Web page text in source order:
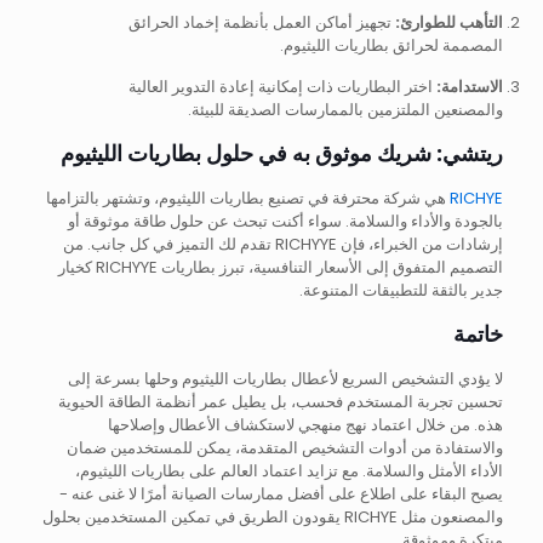
التأهب للطوارئ: تجهيز أماكن العمل بأنظمة إخماد الحرائق
المصممة لحرائق بطاريات الليثيوم.
الاستدامة: اختر البطاريات ذات إمكانية إعادة التدوير العالية
والمصنعين الملتزمين بالممارسات الصديقة للبيئة.
ريتشي: شريك موثوق به في حلول بطاريات الليثيوم
RICHYE هي شركة محترفة في تصنيع بطاريات الليثيوم، وتشتهر بالتزامها
بالجودة والأداء والسلامة. سواء أكنت تبحث عن حلول طاقة موثوقة أو
إرشادات من الخبراء، فإن RICHYYE تقدم لك التميز في كل جانب. من
التصميم المتفوق إلى الأسعار التنافسية، تبرز بطاريات RICHYYE كخيار
جدير بالثقة للتطبيقات المتنوعة.
خاتمة
لا يؤدي التشخيص السريع لأعطال بطاريات الليثيوم وحلها بسرعة إلى
تحسين تجربة المستخدم فحسب، بل يطيل عمر أنظمة الطاقة الحيوية
هذه. من خلال اعتماد نهج منهجي لاستكشاف الأعطال وإصلاحها
والاستفادة من أدوات التشخيص المتقدمة، يمكن للمستخدمين ضمان
الأداء الأمثل والسلامة. مع تزايد اعتماد العالم على بطاريات الليثيوم،
يصبح البقاء على اطلاع على أفضل ممارسات الصيانة أمرًا لا غنى عنه -
والمصنعون مثل RICHYE يقودون الطريق في تمكين المستخدمين بحلول